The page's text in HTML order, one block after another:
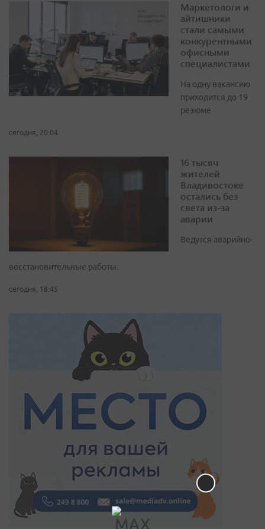
Маркетологи и
айтишники
стали самыми
конкурентными
офисными
специалистами
На одну вакансию
приходится до 19
резюме
сегодня, 20:04
16 тысяч
жителей
Владивостоке
остались без
света из-за
аварии
Ведутся аварийно-
восстановительные работы.
сегодня, 18:45